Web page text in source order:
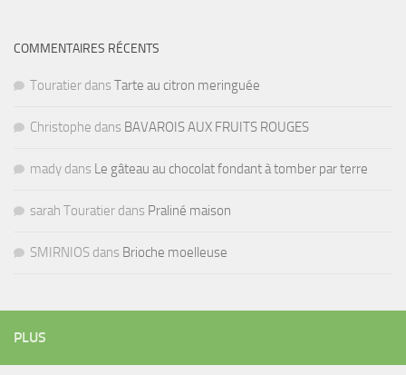
COMMENTAIRES RÉCENTS
Touratier dans Tarte au citron meringuée
Christophe dans BAVAROIS AUX FRUITS ROUGES
mady dans Le gâteau au chocolat fondant à tomber par terre
sarah Touratier dans Praliné maison
SMIRNIOS dans Brioche moelleuse
PLUS